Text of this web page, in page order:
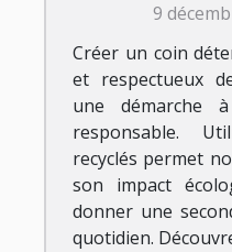
9
Créer un coin
et respectueux
une démarche
responsable.
recyclés permet
son impact
donner une
quotidien.